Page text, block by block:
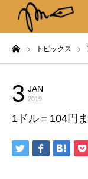
トピックス
3 JAN
2019
1ドル＝104円
プロフィー
著作権・リ
取材や出演